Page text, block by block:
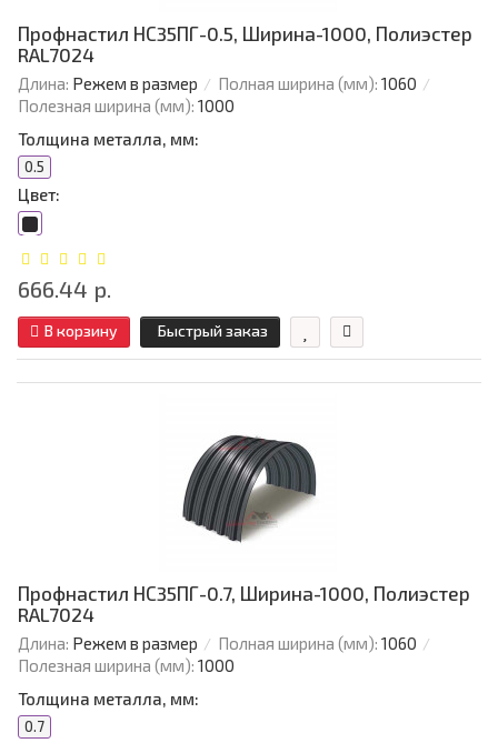
Профнастил НС35ПГ-0.5, Ширина-1000, Полиэстер
RAL7024
Длина: Режем в размер Полная ширина (мм): 1060
Полезная ширина (мм): 1000
Толщина металла, мм:
0.5
Цвет:
666.44 р.
В корзину Быстрый заказ
Профнастил НС35ПГ-0.7, Ширина-1000, Полиэстер
RAL7024
Длина: Режем в размер Полная ширина (мм): 1060
Полезная ширина (мм): 1000
Толщина металла, мм:
0.7